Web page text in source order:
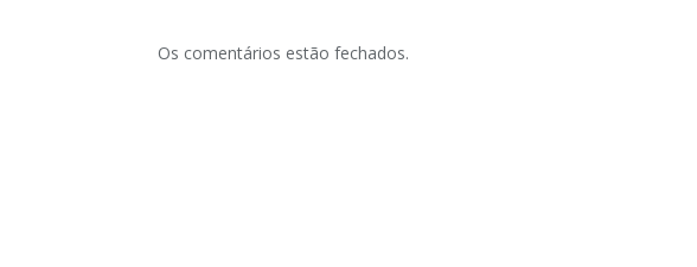
Os comentários estão fechados.